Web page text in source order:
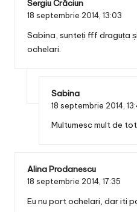
Sergiu Crăciun
18 septembrie 2014, 13:03
Sabina, sunteți fff draguța
ochelari.
Sabina
18 septembrie 2014,
Multumesc mult de
Alina Prodanescu
18 septembrie 2014, 17:35
Eu nu port ochelari, dar iti